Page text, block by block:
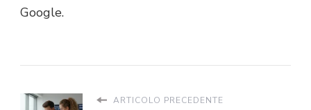
Google.
ARTICOLO PRECEDENTE